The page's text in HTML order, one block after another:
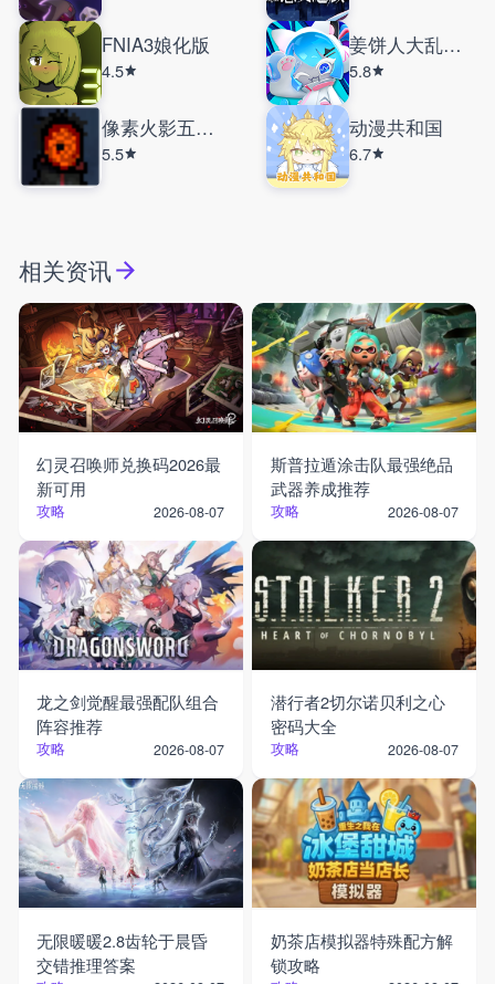
FNIA3娘化版
4.5
姜饼人大乱斗国际服
5.8
像素火影五影斑
5.5
动漫共和国
6.7
相关资讯
幻灵召唤师兑换码2026最
新可用
攻略 2026-08-07
斯普拉遁涂击队最强绝品
武器养成推荐
攻略 2026-08-07
龙之剑觉醒最强配队组合
阵容推荐
攻略 2026-08-07
潜行者2切尔诺贝利之心
密码大全
攻略 2026-08-07
无限暖暖2.8齿轮于晨昏
交错推理答案
奶茶店模拟器特殊配方解
锁攻略